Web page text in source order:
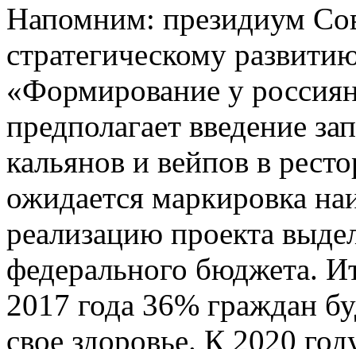
Напомним: президиум
стратегическому
«Формирование у
предполагает введение
кальянов и вейпов в
ожидается маркировка
реализацию проекта
федерального бюджета.
2017 года 36% граждан
свое здоровье. К 2020